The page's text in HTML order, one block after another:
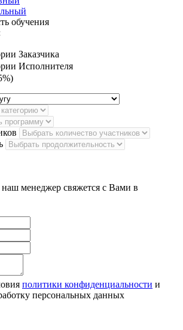
обучения
Заказчика
Исполнителя
менеджер свяжется с Вами в
политики конфиденциальности и
персональных данных